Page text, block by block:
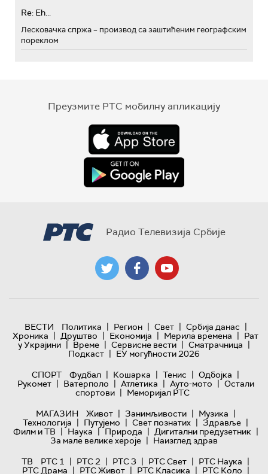
Re: Eh...
Лесковачка спржа – производ са заштићеним географским
пореклом
Преузмите РТС мобилну апликацију
Радио Телевизија Србије
ВЕСТИ Политика | Регион | Свет | Србија данас |
Хроника | Друштво | Економија | Мерила времена | Рат
у Украјини | Време | Сервисне вести | Сматрачница |
Подкаст | ЕУ могућности 2026
СПОРТ
Фудбал | Кошарка | Тенис | Одбојка |
Рукомет | Ватерполо | Атлетика | Ауто-мото | Остали
спортови | Меморијал РТС
МАГАЗИН
Живот | Занимљивости | Музика |
Технологијa | Путујемо | Свет познатих | Здравље |
Филм и ТВ | Наука | Природа | Дигитални предузетник |
За мале велике хероје | Наизглед здрав
ТВ
РТС 1 | РТС 2 | РТС 3 | РТС Свет | РТС Наука |
РТС Драма | РТС Живот | РТС Класика | РТС Коло |